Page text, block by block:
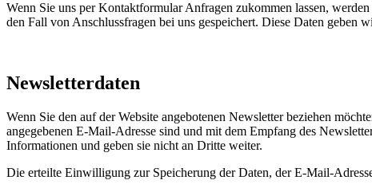
Wenn Sie uns per Kontaktformular Anfragen zukommen lassen,
den Fall von Anschlussfragen bei uns gespeichert. Diese Daten geben
Newsletterdaten
Wenn Sie den auf der Website angebotenen Newsletter beziehen
angegebenen E-Mail-Adresse sind und mit dem Empfang des
Informationen und geben sie nicht an Dritte weiter.
Die erteilte Einwilligung zur Speicherung der Daten, der E-Mail-